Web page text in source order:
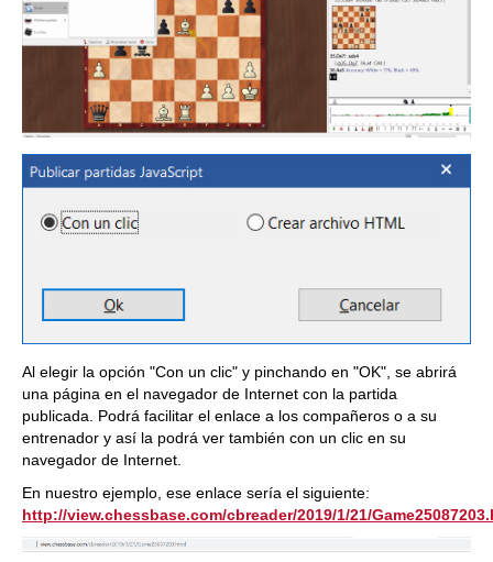
Al elegir la opción "Con un clic" y pinchando en "OK", se abrirá
una página en el navegador de Internet con la partida
publicada. Podrá facilitar el enlace a los compañeros o a su
entrenador y así la podrá ver también con un clic en su
navegador de Internet.
En nuestro ejemplo, ese enlace sería el siguiente:
http://view.chessbase.com/cbreader/2019/1/21/